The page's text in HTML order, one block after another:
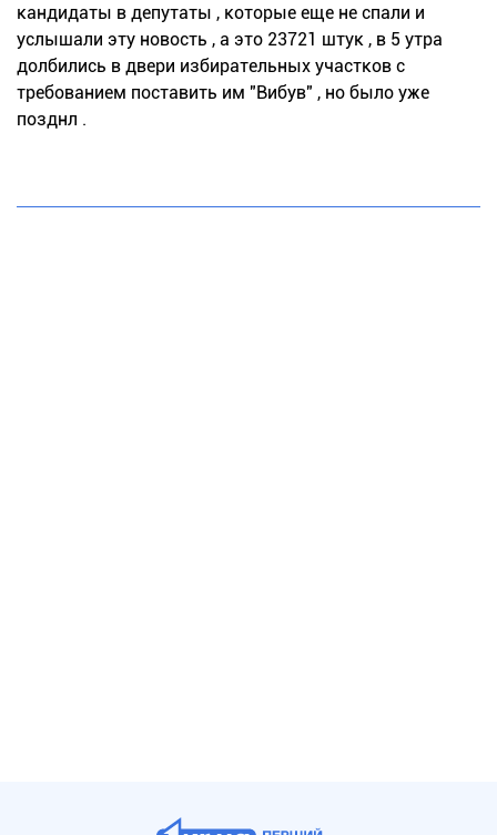
кандидаты в депутаты , которые еще не спали и
услышали эту новость , а это 23721 штук , в 5 утра
долбились в двери избирательных участков с
требованием поставить им "Вибув" , но было уже
позднл .